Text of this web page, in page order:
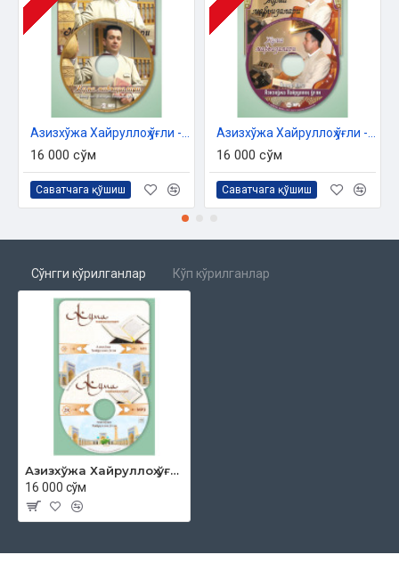
16 000 сўм
Саватчага қўшиш
16 000 сўм
Саватчага қўшиш
Сўнгги кўрилганлар Кўп кўрилганлар
Азизхўжа Хайруллоҳ ўғли «Жумъа мавъизалари» 28-диск (CD МР3)
16 000 сўм